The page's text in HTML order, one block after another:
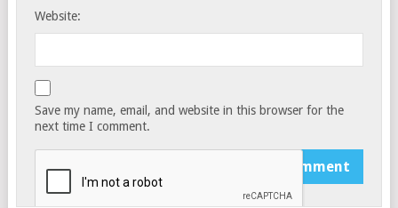
Website:
Save my name, email, and website in this browser for the
next time I comment.